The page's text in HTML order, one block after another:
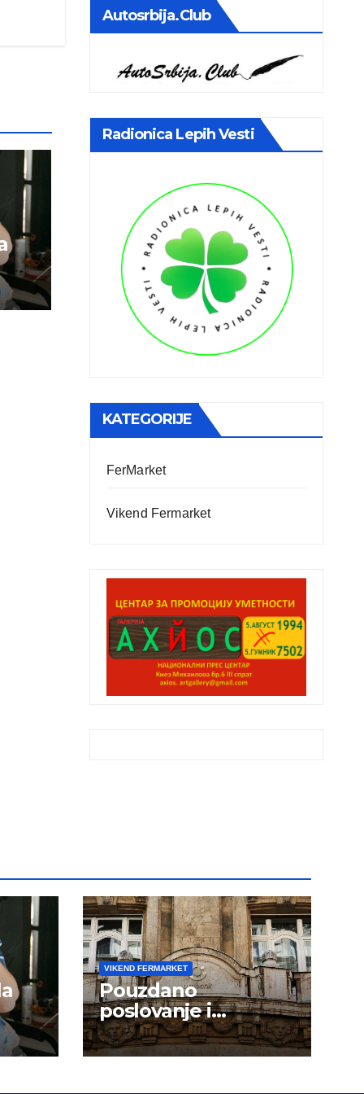
Autosrbija.club
Radionica Lepih Vesti
KATEGORIJE
FerMarket
Vikend Fermarket
VIKEND FERMARKET
Pouzdano
poslovanje i
kontinuitet rasta